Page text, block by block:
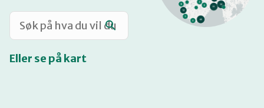
Mitt navn
Eller se på kart